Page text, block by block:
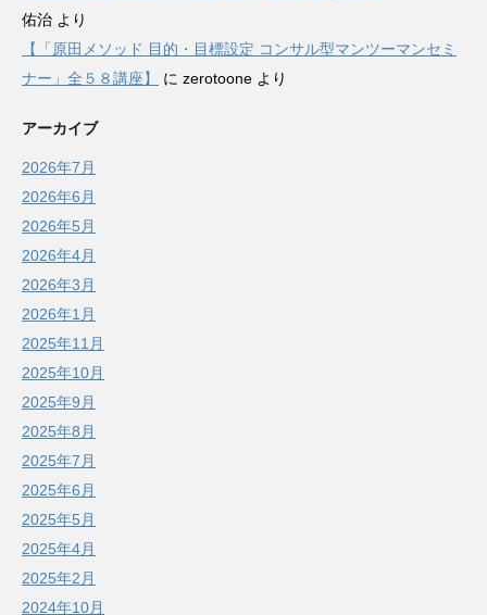
佑治 より
【「原田メソッド 目的・目標設定 コンサル型マンツーマンセミ
ナー」全５８講座】
に zerotoone より
アーカイブ
2026年7月
2026年6月
2026年5月
2026年4月
2026年3月
2026年1月
2025年11月
2025年10月
2025年9月
2025年8月
2025年7月
2025年6月
2025年5月
2025年4月
2025年2月
2024年10月